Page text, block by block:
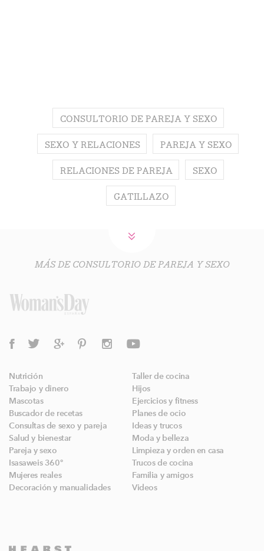
CONSULTORIO DE PAREJA Y SEXO
SEXO Y RELACIONES PAREJA Y SEXO
RELACIONES DE PAREJA SEXO
GATILLAZO
MÁS DE CONSULTORIO DE PAREJA Y SEXO
Nutrición
Taller de cocina
Trabajo y dinero
Hijos
Mascotas
Ejercicios y fitness
Buscador de recetas
Planes de ocio
Consultas de sexo y pareja
Ideas y trucos
Salud y bienestar
Moda y belleza
Pareja y sexo
Limpieza y orden en casa
Isasaweis 360º
Trucos de cocina
Mujeres reales
Familia y amigos
Decoración y manualidades
Videos